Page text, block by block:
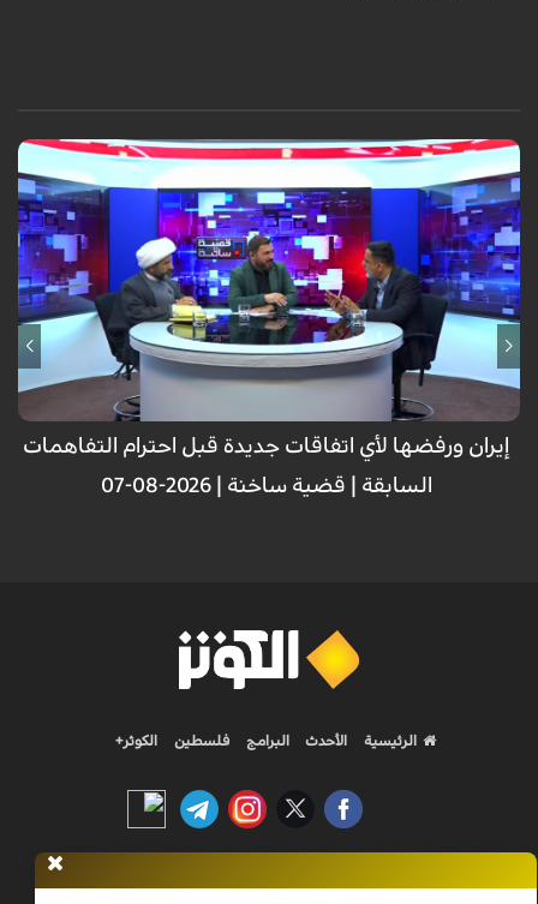
إيران ورفضها لأي اتفاقات جديدة قبل احترام التفاهمات
السابقة | قضية ساخنة | 2026-08-07
الرئيسية الأحدث البرامج فلسطين الكوثر+
Nilesat 11900 V | Badr 8 11747 V | Badr5 12284 V